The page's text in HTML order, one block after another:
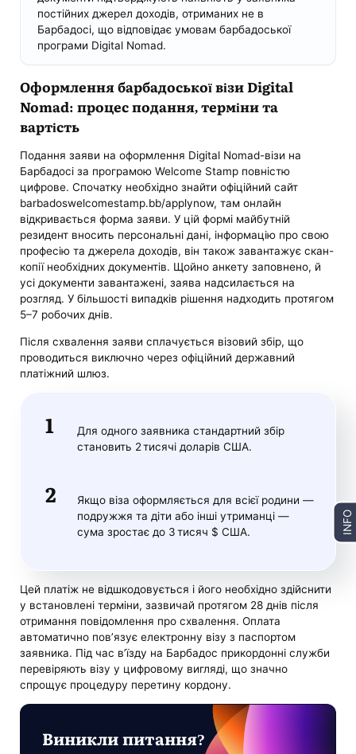
постійних джерел доходів, отриманих не в
Барбадосі, що відповідає умовам барбадоської
програми Digital Nomad.
Оформлення барбадоської візи Digital
Nomad: процес подання, терміни та
вартість
Подання заяви на оформлення Digital Nomad-візи на
Барбадосі за програмою Welcome Stamp повністю
цифрове. Спочатку необхідно знайти офіційний сайт
barbadoswelcomestamp.bb/applynow, там онлайн
відкривається форма заяви. У цій формі майбутній
резидент вносить персональні дані, інформацію про свою
професію та джерела доходів, він також завантажує скан-
копії необхідних документів. Щойно анкету заповнено, й
усі документи завантажені, заява надсилається на
розгляд. У більшості випадків рішення надходить протягом
5–7 робочих днів.
Після схвалення заяви сплачується візовий збір, що
проводиться виключно через офіційний державний
платіжний шлюз.
Для одного заявника стандартний збір
становить 2 тисячі доларів США.
Якщо віза оформляється для всієї родини —
подружжя та діти або інші утриманці —
сума зростає до 3 тисяч $ США.
Цей платіж не відшкодовується і його необхідно здійснити
у встановлені терміни, зазвичай протягом 28 днів після
отримання повідомлення про схвалення. Оплата
автоматично пов’язує електронну візу з паспортом
заявника. Під час в’їзду на Барбадос прикордонні служби
перевіряють візу у цифровому вигляді, що значно
спрощує процедуру перетину кордону.
Виникли питання?
INFO